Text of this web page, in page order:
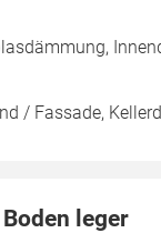
/ Fassade,
leger